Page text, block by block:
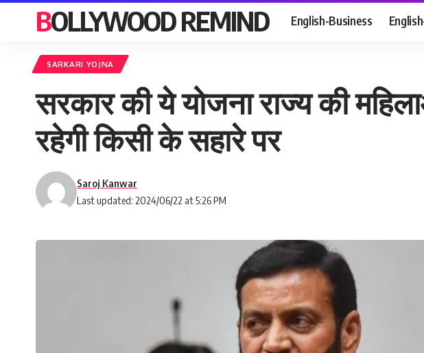
BOLLYWOOD REMIND English-Business
SARKARI YOJNA
सरकार की ये योजना राज्य की
रहेगी किसी के सहारे पर
Last updated: 2024/06/22 at 5:26 PM
Saroj Kanwar